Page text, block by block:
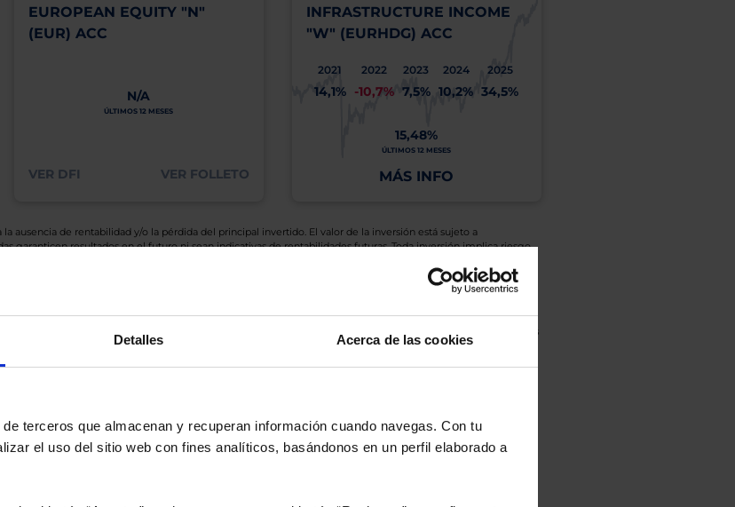
Detalles Acerca de las cookies
terceros que almacenan y recuperan información cuando navegas. Con tu
el uso del sitio web con fines analíticos, basándonos en un perfil elaborado a
EUROPEAN EQUITY "N"
(EUR) ACC
N/A
ÚLTIMOS 12 MESES
VER DFI VER FOLLETO
INFRASTRUCTURE INCOME
"W" (EURHDG) ACC
2021
14,1%
2022
-10,7%
2023
7,5%
2024
10,2%
2025
34,5%
15,48%
ÚLTIMOS 12 MESES
MÁS INFO
ausencia de rentabilidad y/o la pérdida del principal invertido. El valor de la inversión está sujeto a
garanticen resultados en el futuro ni sean indicativas de rentabilidades futuras. Toda inversión implica riesgo.
mantendrá o aumentará su valor.
tiene a su disposición información completa y relativa a dicho Fondo de Inversión, así como la Sociedad
(clicando en «ver informe») y el DFI (clicando en «ver ficha»).
la compra de estos Fondos en concreto. Consulte el folleto y el documento de datos fundamentales
El Cliente es responsable de las decisiones de inversión que adopte.
Valores Liquidativos del Fondo al cierre de la última sesión, y se calculan de Valor Liquidativo de la sesión
si el fondo es de reparto. Todas las rentabilidades mostradas están en la divisa Euro.